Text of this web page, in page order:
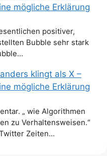
mögliche Erklärung
positiver,
Bubble sehr stark
klingt als X –
mögliche Erklärung
„ wie Algorithmen
zu Verhaltensweisen.“
Zeiten…